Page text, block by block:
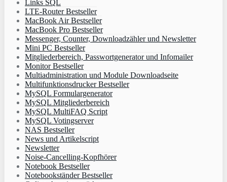
Links SQL
LTE-Router Bestseller
MacBook Air Bestseller
MacBook Pro Bestseller
Messenger, Counter, Downloadzähler und Newsletter
Mini PC Bestseller
Mitgliederbereich, Passwortgenerator und Infomailer
Monitor Bestseller
Multiadministration und Module Downloadseite
Multifunktionsdrucker Bestseller
MySQL Formulargenerator
MySQL Mitgliederbereich
MySQL MultiFAQ Script
MySQL Votingserver
NAS Bestseller
News und Artikelscript
Newsletter
Noise-Cancelling-Kopfhörer
Notebook Bestseller
Notebookständer Bestseller